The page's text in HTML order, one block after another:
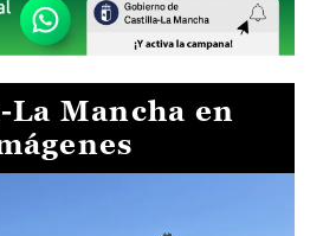
La Mancha en